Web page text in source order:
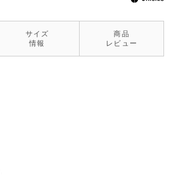
サイズ
情報
商品
レビュー